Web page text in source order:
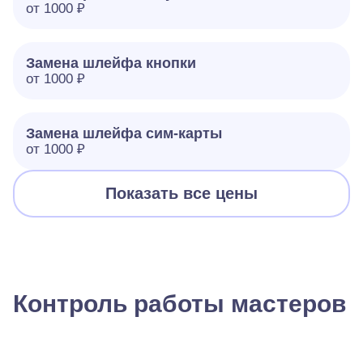
от 1000 ₽
Замена шлейфа кнопки
от 1000 ₽
Замена шлейфа сим-карты
от 1000 ₽
Показать все цены
Контроль работы мастеров